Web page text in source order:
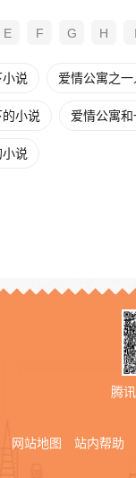
E F G H I
说 爱情公寓之
小说 爱情公寓
说
腾
网站地图 站内帮助